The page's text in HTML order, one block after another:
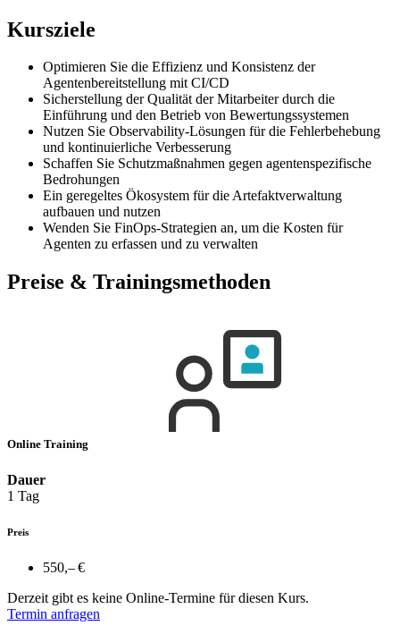
Kursziele
Optimieren Sie die Effizienz und Konsistenz der
Agentenbereitstellung mit CI/CD
Sicherstellung der Qualität der Mitarbeiter durch die
Einführung und den Betrieb von Bewertungssystemen
Nutzen Sie Observability-Lösungen für die Fehlerbehebung
und kontinuierliche Verbesserung
Schaffen Sie Schutzmaßnahmen gegen agentenspezifische
Bedrohungen
Ein geregeltes Ökosystem für die Artefaktverwaltung
aufbauen und nutzen
Wenden Sie FinOps-Strategien an, um die Kosten für
Agenten zu erfassen und zu verwalten
Preise & Trainingsmethoden
Online Training
Dauer
1 Tag
Preis
550,– €
Derzeit gibt es keine Online-Termine für diesen Kurs.
Termin anfragen